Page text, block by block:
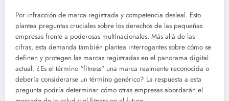
Por infracción de marca registrada y competencia desleal. Esto
plantea preguntas cruciales sobre los derechos de las pequeñas
empresas frente a poderosas multinacionales. Más allá de las
cifras, esta demanda también plantea interrogantes sobre cómo se
definen y protegen las marcas registradas en el panorama digital
actual. ¿Es el término “fitness” una marca realmente reconocida o
debería considerarse un término genérico? La respuesta a esta
pregunta podría determinar cómo otras empresas abordarán el